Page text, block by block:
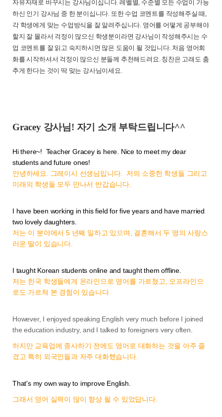
자유자재로 바꾸시는 강사님이십니다. 레벨별, 수준별 모든 수업이 가능
하신 인기 강사님 중 한 분이십니다. 또한 수업 코멘트를 작성해주실 때,
각 학생에게 맞는 수업방식을 잘 알려주십니다. 영어를 어떻게 공부해야
할지 잘 몰라서 걱정이 많으신 학생분이라면 강사님이 작성해주시는 수
업 코멘트를 잘 읽고 숙지하시면 많은 도움이 될 것입니다. 처음 영어회
화를 시작하셔서 걱정이 많으신 분들께 추천해드려요. 칭찬은 고래도 춤
추게 한다는 것이 딱 맞는 강사님이세요.
Gracey 강사님! 자기 소개 부탁드립니다^^
Hi there~! Teacher Gracey is here. Nice to meet my dear
students and future ones!
안녕하세요. 그레이시 선생님입니다. 저의 소중한 학생들 그리고
미래의 학생들 모두 만나서 반갑습니다.
I have been working in this field for five years and have married
two lovely daughters.
저는 이 분야에서 5 년째 일하고 있으며, 결혼해서 두 명의 사랑스
러운 딸이 있습니다.
I taught Korean students online and taught them offline.
저는 한국 학생들에게 온라인으로 영어를 가르쳤고, 오프라인으
로도 가르쳐 본 경험이 있습니다.
However, I enjoyed speaking English very much before I joined
the education industry, and I talked to foreigners very often.
하지만 교육업에 종사하기 전에도 영어로 대화하는 것을 아주 즐
겼고 특히 외국인들과 자주 대화했습니다.
That's my own way to improve English.
그래서 영어 실력이 많이 향상 될 수 있었답니다.